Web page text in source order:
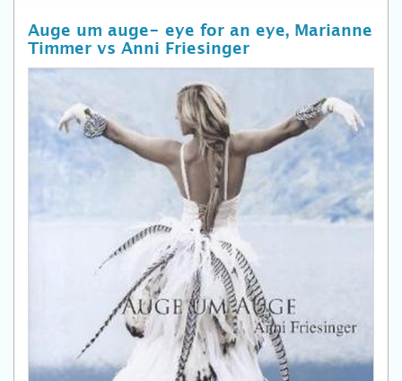
Auge um auge- eye for an eye, Marianne
Timmer vs Anni Friesinger